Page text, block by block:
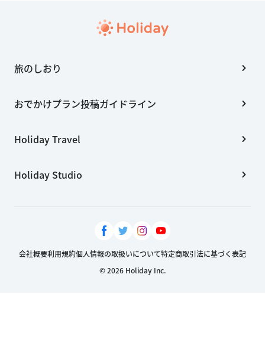
旅のしおり
おでかけプラン投稿ガイドライン
Holiday Travel
Holiday Studio
会社概要利用規約個人情報の取扱いについて特定商取引法に基づく表記
© 2026 Holiday Inc.